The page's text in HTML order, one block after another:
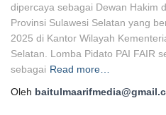
dipercaya sebagai Dewan Hakim
Provinsi Sulawesi Selatan yang
2025 di Kantor Wilayah
Selatan. Lomba Pidato PAI FAIR
sebagai Read more…
Oleh